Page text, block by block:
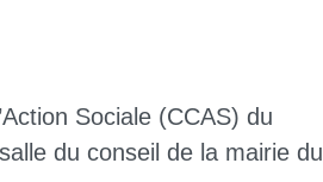
Sociale (CCAS) du
du conseil de la mairie du